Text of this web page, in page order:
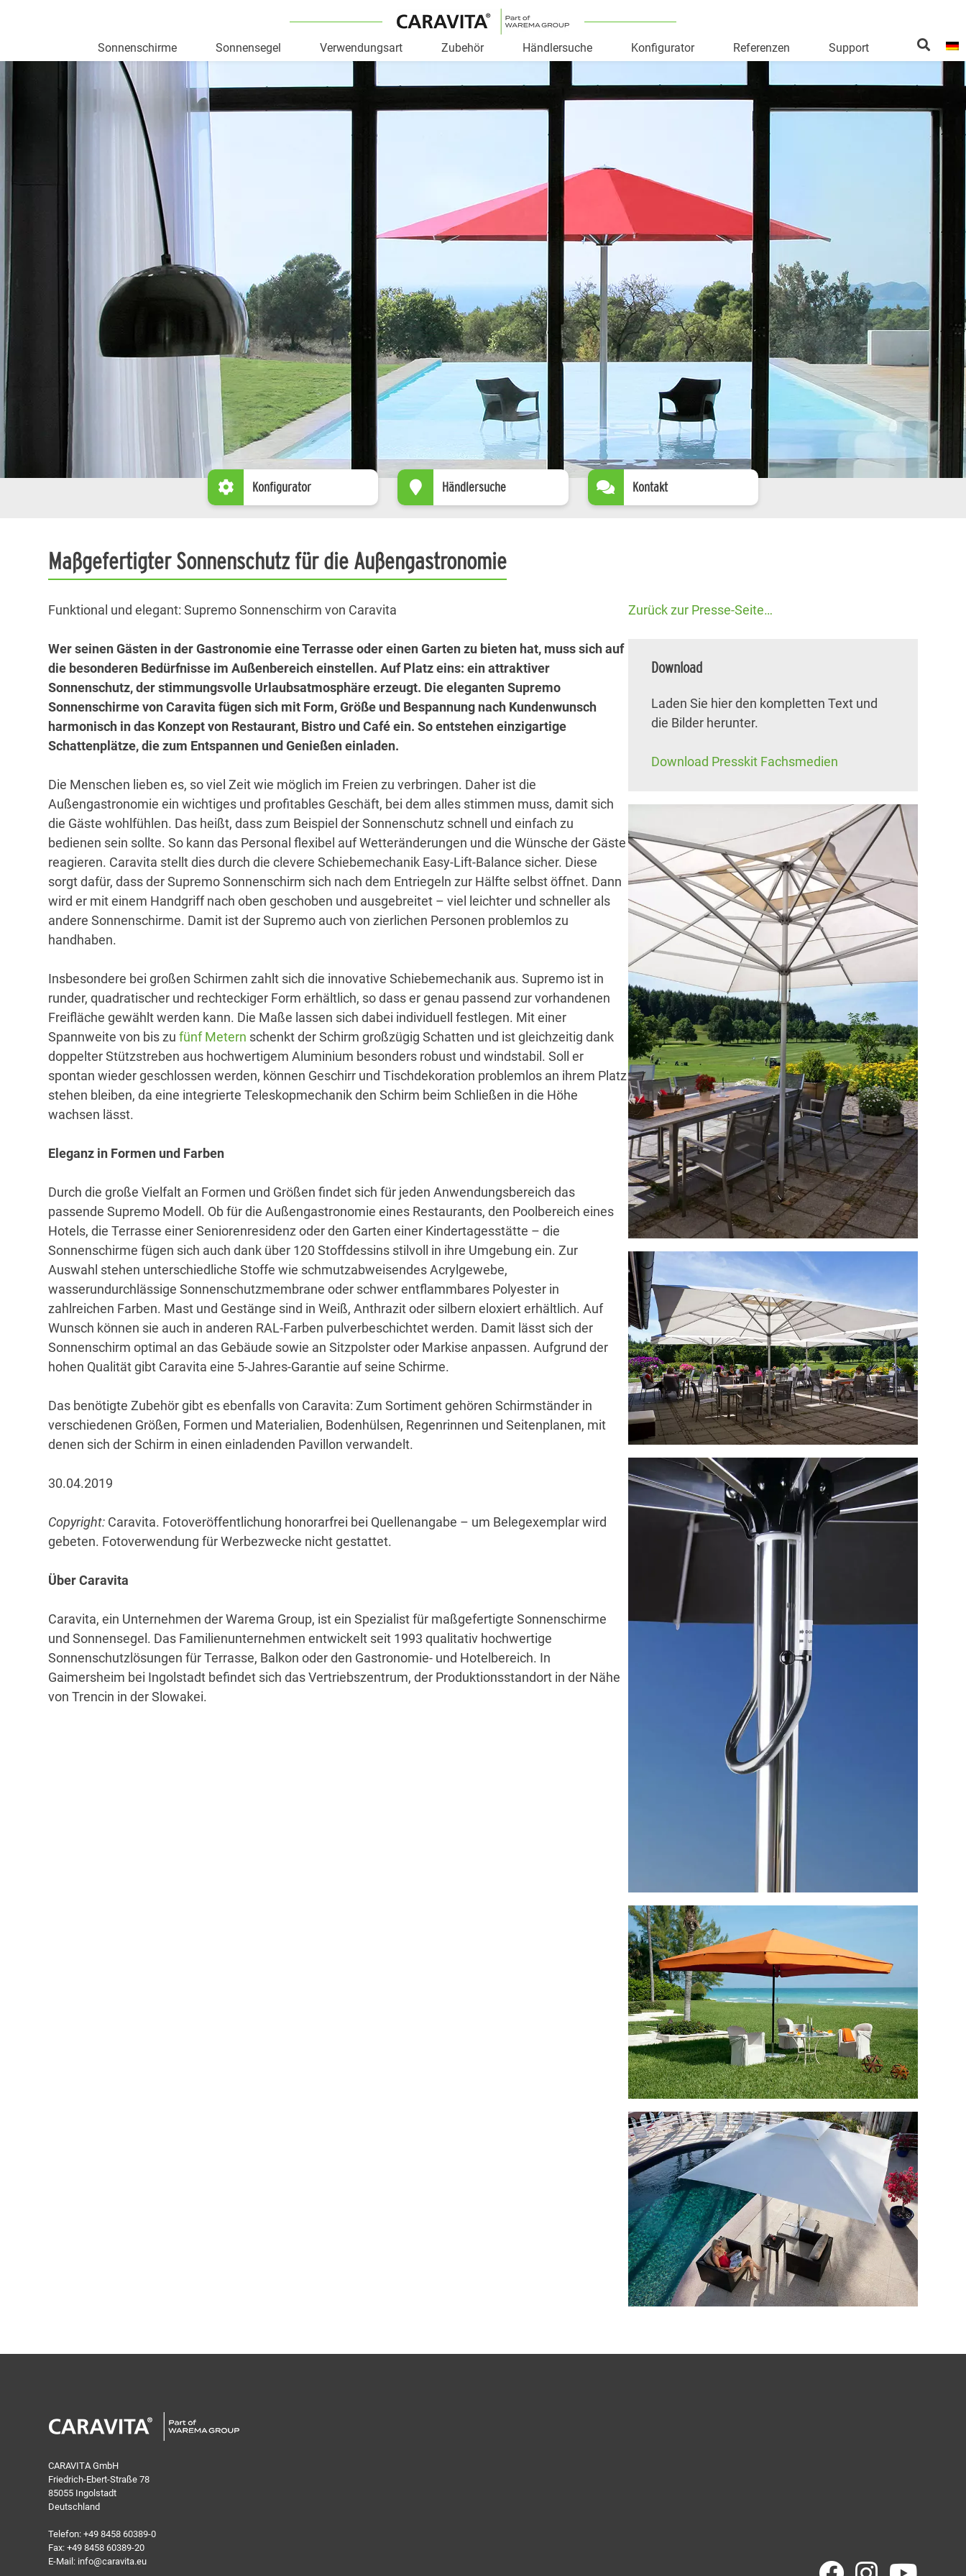
Skip
content
Sonnenschirme Sonnensegel Verwendungsart Zubehör Händlersuche Konfigurator Referenzen Support
Konfigurator Händlersuche Kontakt
Maßgefertigter Sonnenschutz für die Außengastronomie
Funktional und elegant: Supremo Sonnenschirm von Caravita
Wer seinen Gästen in der Gastronomie eine Terrasse oder einen Garten zu bieten hat, muss sich auf
die besonderen Bedürfnisse im Außenbereich einstellen. Auf Platz eins: ein attraktiver
Sonnenschutz, der stimmungsvolle Urlaubsatmosphäre erzeugt. Die eleganten Supremo
Sonnenschirme von Caravita fügen sich mit Form, Größe und Bespannung nach Kundenwunsch
harmonisch in das Konzept von Restaurant, Bistro und Café ein. So entstehen einzigartige
Schattenplätze, die zum Entspannen und Genießen einladen.
Die Menschen lieben es, so viel Zeit wie möglich im Freien zu verbringen. Daher ist die
Außengastronomie ein wichtiges und profitables Geschäft, bei dem alles stimmen muss, damit sich
die Gäste wohlfühlen. Das heißt, dass zum Beispiel der Sonnenschutz schnell und einfach zu
bedienen sein sollte. So kann das Personal flexibel auf Wetteränderungen und die Wünsche der Gäste
reagieren. Caravita stellt dies durch die clevere Schiebemechanik Easy-Lift-Balance sicher. Diese
sorgt dafür, dass der Supremo Sonnenschirm sich nach dem Entriegeln zur Hälfte selbst öffnet. Dann
wird er mit einem Handgriff nach oben geschoben und ausgebreitet – viel leichter und schneller als
andere Sonnenschirme. Damit ist der Supremo auch von zierlichen Personen problemlos zu
handhaben.
Insbesondere bei großen Schirmen zahlt sich die innovative Schiebemechanik aus. Supremo ist in
runder, quadratischer und rechteckiger Form erhältlich, so dass er genau passend zur vorhandenen
Freifläche gewählt werden kann. Die Maße lassen sich dabei individuell festlegen. Mit einer
Spannweite von bis zufünf Metern schenkt der Schirm großzügig Schatten und ist gleichzeitig dank
doppelter Stützstreben aus hochwertigem Aluminium besonders robust und windstabil. Soll er
spontan wieder geschlossen werden, können Geschirr und Tischdekoration problemlos an ihrem Platz
stehen bleiben, da eine integrierte Teleskopmechanik den Schirm beim Schließen in die Höhe
wachsen lässt.
Eleganz in Formen und Farben
Durch die große Vielfalt an Formen und Größen findet sich für jeden Anwendungsbereich das
passende Supremo Modell. Ob für die Außengastronomie eines Restaurants, den Poolbereich eines
Hotels, die Terrasse einer Seniorenresidenz oder den Garten einer Kindertagesstätte – die
Sonnenschirme fügen sich auch dank über 120 Stoffdessins stilvoll in ihre Umgebung ein. Zur
Auswahl stehen unterschiedliche Stoffe wie schmutzabweisendes Acrylgewebe,
wasserundurchlässige Sonnenschutzmembrane oder schwer entflammbares Polyester in
zahlreichen Farben. Mast und Gestänge sind in Weiß, Anthrazit oder silbern eloxiert erhältlich. Auf
Wunsch können sie auch in anderen RAL-Farben pulverbeschichtet werden. Damit lässt sich der
Sonnenschirm optimal an das Gebäude sowie an Sitzpolster oder Markise anpassen. Aufgrund der
hohen Qualität gibt Caravita eine 5-Jahres-Garantie auf seine Schirme.
Das benötigte Zubehör gibt es ebenfalls von Caravita: Zum Sortiment gehören Schirmständer in
verschiedenen Größen, Formen und Materialien, Bodenhülsen, Regenrinnen und Seitenplanen, mit
denen sich der Schirm in einen einladenden Pavillon verwandelt.
30.04.2019
Copyright: Caravita. Fotoveröffentlichung honorarfrei bei Quellenangabe – um Belegexemplar wird
gebeten. Fotoverwendung für Werbezwecke nicht gestattet.
Über Caravita
Caravita, ein Unternehmen der Warema Group, ist ein Spezialist für maßgefertigte Sonnenschirme
und Sonnensegel. Das Familienunternehmen entwickelt seit 1993 qualitativ hochwertige
Sonnenschutzlösungen für Terrasse, Balkon oder den Gastronomie- und Hotelbereich. In
Gaimersheim bei Ingolstadt befindet sich das Vertriebszentrum, der Produktionsstandort in der Nähe
von Trencin in der Slowakei.
Zurück zur Presse-Seite…
Download
Laden Sie hier den kompletten Text und
die Bilder herunter.
Download Presskit Fachsmedien
CARAVITA GmbH
Friedrich-Ebert-Straße 78
85055 Ingolstadt
Deutschland
Telefon:+49 8458 60389-0
Fax: +49 8458 60389-20
E-Mail: info@caravita.eu